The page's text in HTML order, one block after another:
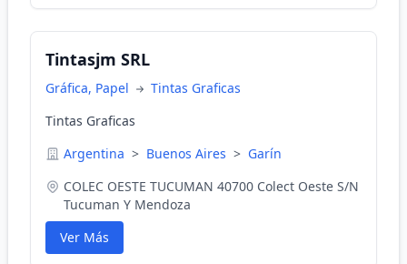
Tintasjm SRL
Gráfica, Papel
Tintas Graficas
Tintas Graficas
Argentina > Buenos Aires > Garín
COLEC OESTE TUCUMAN 40700 Colect Oeste S/N
Tucuman Y Mendoza
Ver Más